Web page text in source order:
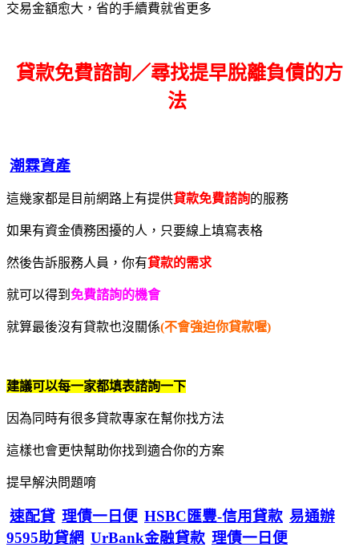
交易金額愈大，省的手續費就省更多
貸款免費諮詢／尋找提早脫離負債的方
法
潮霖資產
這幾家都是目前網路上有提供貸款免費諮詢的服務
如果有資金債務困擾的人，只要線上填寫表格
然後告訴服務人員，你有貸款的需求
就可以得到 免費諮詢的機會
就算最後沒有貸款也沒關係(不會強迫你貸款喔)
建議可以每一家都填表諮詢一下
因為同時有很多貸款專家在幫你找方法
這樣也會更快幫助你找到適合你的方案
提早解決問題唷
速配貸 理債一日便 HSBC匯豐-信用貸款 易通辦
9595助貸網 UrBank金融貸款 理債一日便